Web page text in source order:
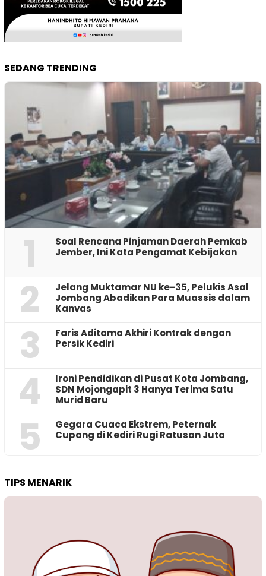
SEDANG TRENDING
1
‎Soal Rencana Pinjaman Daerah Pemkab
Jember, Ini Kata Pengamat Kebijakan ‎
2
Jelang Muktamar NU ke-35, Pelukis Asal
Jombang Abadikan Para Muassis dalam
Kanvas
3
Faris Aditama Akhiri Kontrak dengan
Persik Kediri
4
Ironi Pendidikan di Pusat Kota Jombang,
SDN Mojongapit 3 Hanya Terima Satu
Murid Baru
5
‎Gegara Cuaca Ekstrem, Peternak
Cupang di Kediri Rugi Ratusan Juta
TIPS MENARIK